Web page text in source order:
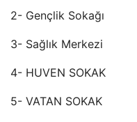
2- Gençlik Sokağı
3- Sağlık Merkezi
4- HUVEN SOKAK
5- VATAN SOKAK